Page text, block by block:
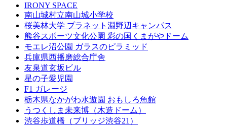
IRONY SPACE
南山城村立南山城小学校
桜美林大学 プラネット淵野辺キャンパス
熊谷スポーツ文化公園 彩の国くまがやドーム
モエレ沼公園 ガラスのピラミッド
兵庫県西播磨総合庁舎
友泉道玄坂ビル
星の子愛児園
F1 ガレージ
栃木県なかがわ水遊園 おもしろ魚館
うつくしま未来博（木造ドーム）
渋谷歩道橋（ブリッジ渋谷21）